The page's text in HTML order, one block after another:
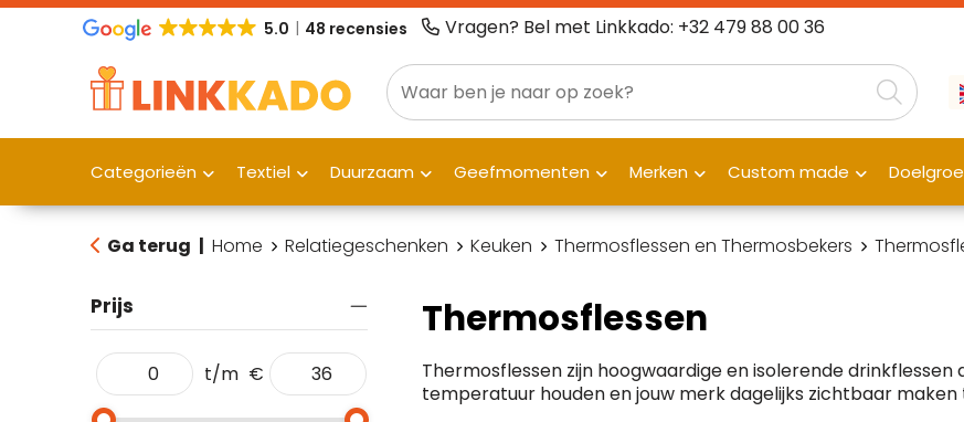
5.0 48 recensies Vragen? Bel met Linkkado: +32 479 88 00 36
Categorieën Textiel Duurzaam Geefmomenten Merken Custom made
Ga terug | Home Relatiegeschenken Keuken Thermosflessen en Thermosbekers
Prijs
t/m €
Thermosflessen
Thermosflessen zijn hoogwaardige en isolerende
temperatuur houden en jouw merk dagelijks zichtbaar maken